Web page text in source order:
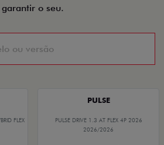
garantir o seu.
FLEX
PULSE
PULSE DRIVE 1.3 AT FLEX 4P 2026
2026/2026